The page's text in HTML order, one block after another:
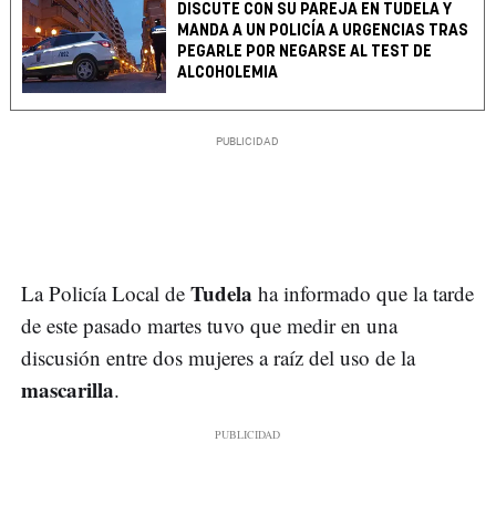
DISCUTE CON SU PAREJA EN TUDELA Y
MANDA A UN POLICÍA A URGENCIAS TRAS
PEGARLE POR NEGARSE AL TEST DE
ALCOHOLEMIA
La Policía Local de Tudela ha informado que la tarde
de este pasado martes tuvo que medir en una
discusión entre dos mujeres a raíz del uso de la
mascarilla.